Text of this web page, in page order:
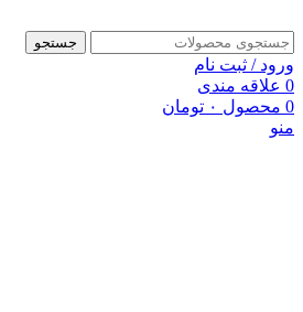
جستجو
ورود / ثبت نام
0 علاقه مندی
0 محصول ۰ تومان
منو